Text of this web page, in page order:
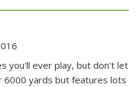
you'll ever play, but don't let
yards but features lots